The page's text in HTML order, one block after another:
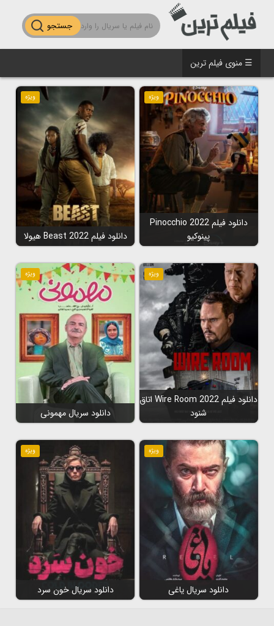
جستجو
☰ منوی فیلم ترین
ویژه
دانلود فیلم Pinocchio 2022
پینوکیو
ویژه
دانلود فیلم Beast 2022 هیولا
ویژه
دانلود فیلم Wire Room 2022 اتاق
شنود
ویژه
دانلود سریال مهمونی
ویژه
دانلود سریال یاغی
ویژه
دانلود سریال خون سرد